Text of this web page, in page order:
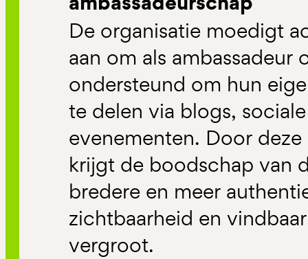
De organisatie moedigt
aan om als
ondersteund om hun
te delen via blogs,
evenementen. Door
krijgt de boodschap van
bredere en meer
zichtbaarheid en
vergroot.